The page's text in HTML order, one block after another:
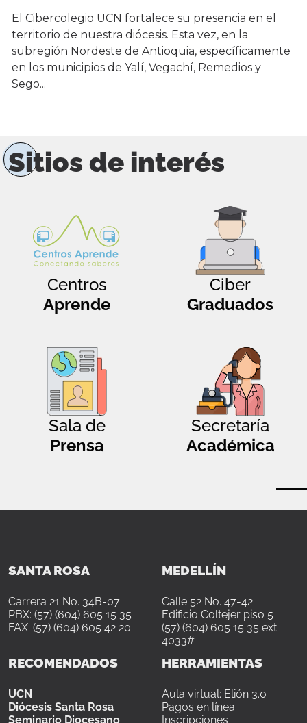
El Cibercolegio UCN fortalece su presencia en el
territorio de nuestra diócesis. Esta vez, en la
subregión Nordeste de Antioquia, específicamente
en los municipios de Yalí, Vegachí, Remedios y
Sego...
Sitios de interés
Centros
Aprende
Ciber
Graduados
Sala de
Prensa
Secretaría
Académica
SANTA ROSA
Carrera 21 No. 34B-07
PBX: (57) (604) 605 15 35
FAX: (57) (604) 605 42 20
MEDELLÍN
Calle 52 No. 47-42
Edificio Coltejer piso 5
(57) (604) 605 15 35 ext.
4033#
RECOMENDADOS
UCN
Diócesis Santa Rosa
Seminario Diocesano
HERRAMIENTAS
Aula virtual: Elión 3.0
Pagos en línea
Inscripciones